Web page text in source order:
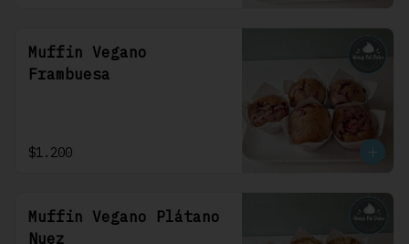
Muffin Vegano
Frambuesa
$1.200
Muffin Vegano Plátano
Nuez